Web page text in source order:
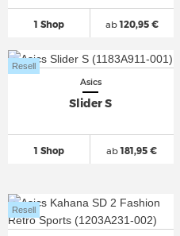
1 Shop ab120,95 €
Asics
Slider S
1 Shop
Resell
ab181,95 €
Resell